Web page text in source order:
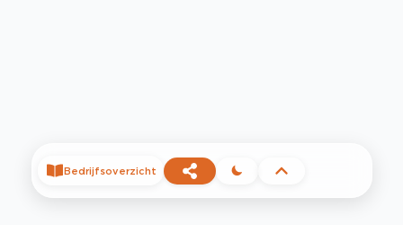
Bedrijfsoverzicht